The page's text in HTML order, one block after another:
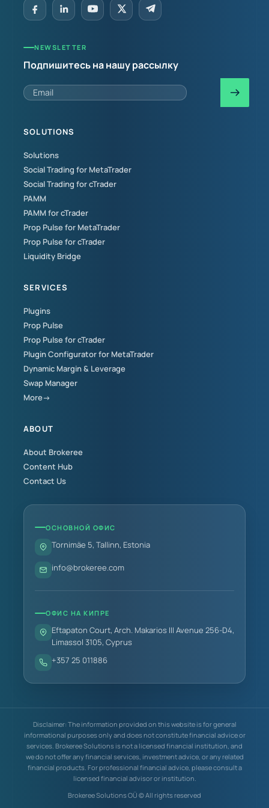
NEWSLETTER
Подпишитесь на нашу рассылку
SOLUTIONS
Solutions
Social Trading for MetaTrader
Social Trading for cTrader
PAMM
PAMM for cTrader
Prop Pulse for MetaTrader
Prop Pulse for cTrader
Liquidity Bridge
SERVICES
Plugins
Prop Pulse
Prop Pulse for cTrader
Plugin Configurator for MetaTrader
Dynamic Margin & Leverage
Swap Manager
More→
ABOUT
About Brokeree
Content Hub
Contact Us
ОСНОВНОЙ ОФИС
Tornimäe 5, Tallinn, Estonia
info@brokeree.com
ОФИС НА КИПРЕ
Eftapaton Court, Arch. Makarios III Avenue 256-D4,
Limassol 3105, Cyprus
+357 25 011886
Brokeree Solutions OÜ © All rights reserved
Disclaimer: The information provided on this website is for general
informational purposes only and does not constitute financial advice or
services. Brokeree Solutions is not a licensed financial institution, and
we do not offer any financial services, investment advice, or any related
financial products. For professional financial advice, please consult a
licensed financial advisor or institution.